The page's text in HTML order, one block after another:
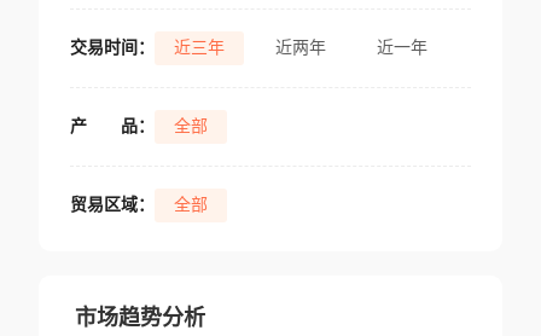
交易时间： 近三年 近两年 近一年
产 品： 全部
贸易区域： 全部
市场趋势分析